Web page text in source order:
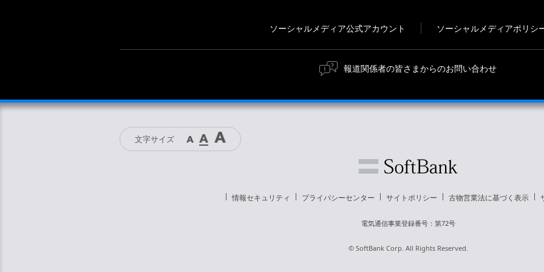
ソーシャルメディア公式アカウント ソーシャルメディアポリシ
報道関係者の皆さまからのお問い合わせ
文字サイズ
情報セキュリティ プライバシーセンター サイトポリシー 古物営業法に基づく表示
電気通信事業登録番号：第72号
© SoftBank Corp. All Rights Reserved.